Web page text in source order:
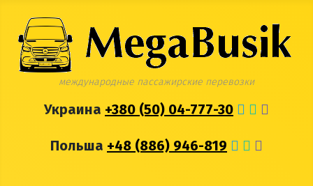
международные пассажирские перевозки
Украина +380 (50) 04-777-30
Польша +48 (886) 946-819